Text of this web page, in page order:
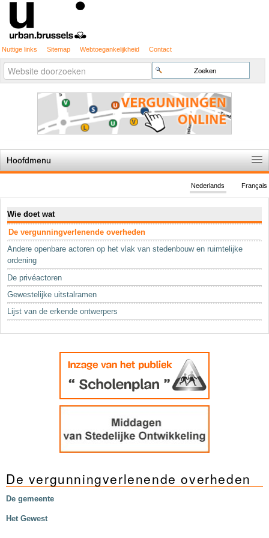
Nuttige links Sitemap Webtoegankelijkheid Contact
Zoek
Geavanceerd
zoeken...
Hoofdmenu
De spelregels
Stedenbouwkundige vergunning
Cartografie
Studies en publicaties
Sleutelwoorden
Stedenbouwkundige inlichtingen
Français
Nederlands
Wie doet wat
De vergunningverlenende overheden
Andere openbare actoren op het vlak van stedenbouw en ruimtelijke
ordening
De privéactoren
Gewestelijke uitstalramen
Lijst van de erkende ontwerpers
De vergunningverlenende overheden
De gemeente
Het Gewest